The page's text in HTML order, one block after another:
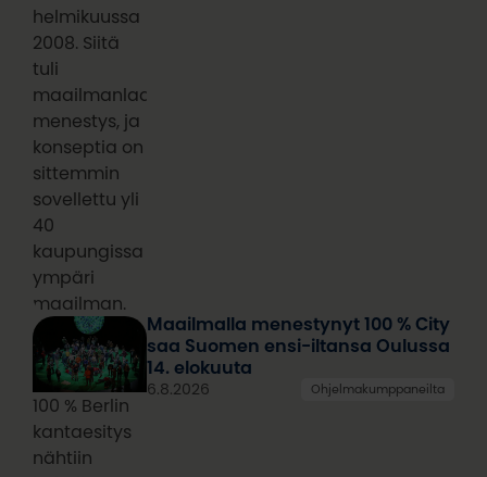
helmikuussa
2008. Siitä
tuli
maailmanlaajuinen
menestys, ja
konseptia on
sittemmin
sovellettu yli
40
kaupungissa
ympäri
maailman.
100 % Berlin
kantaesitys
nähtiin
Maailmalla menestynyt 100 % City
saa Suomen ensi-iltansa Oulussa
14. elokuuta
6.8.2026 Ohjelmakumppaneilta